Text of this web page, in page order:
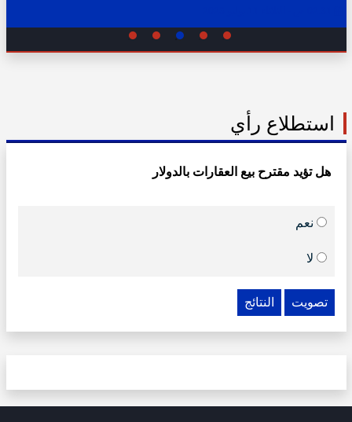
استطلاع رأي
هل تؤيد مقترح بيع العقارات بالدولار
نعم
لا
تصويت النتائج